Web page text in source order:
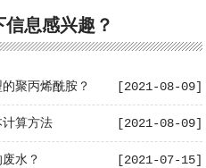
聚合硫酸铁
息感兴趣？
[2021-08-09]
聚丙烯酰胺？
[2021-08-09]
算方法
[2021-07-15]
水？